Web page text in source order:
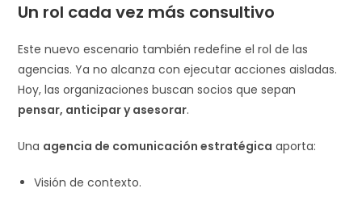
Un rol cada vez más consultivo
Este nuevo escenario también redefine el rol de las
agencias. Ya no alcanza con ejecutar acciones aisladas.
Hoy, las organizaciones buscan socios que sepan
pensar, anticipar y asesorar.
Una agencia de comunicación estratégica aporta:
Visión de contexto.